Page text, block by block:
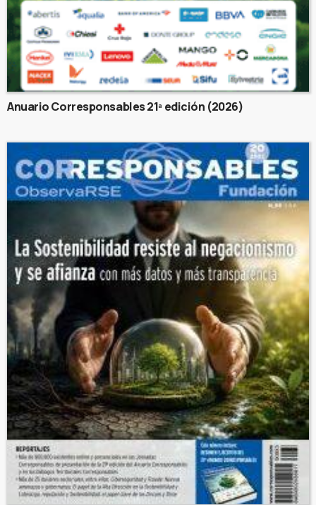
Anuario Corresponsables 21ª edición (2026)